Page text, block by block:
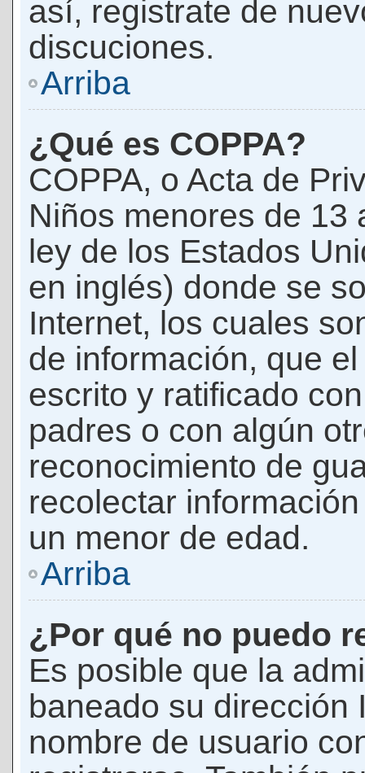
así, registrate de
discuciones.
Arriba
¿Qué es COPPA?
COPPA, o Acta de
Niños menores de 13
ley de los Estados
en inglés) donde se
Internet, los cuales
de información, que
escrito y ratificado
padres o con algún
reconocimiento de
recolectar
un menor de edad.
Arriba
¿Por qué no puedo
Es posible que la
baneado su dirección
nombre de usuario